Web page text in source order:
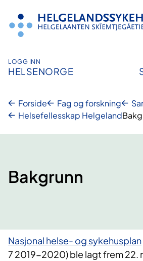
innhold
LOGG INN
HELSENORGE
Forside Fag og forskning
Helsefellesskap Helgeland
Bakgrunn
Nasjonal helse- og sykehusplan
7 2019-2020) ble lagt frem 22.